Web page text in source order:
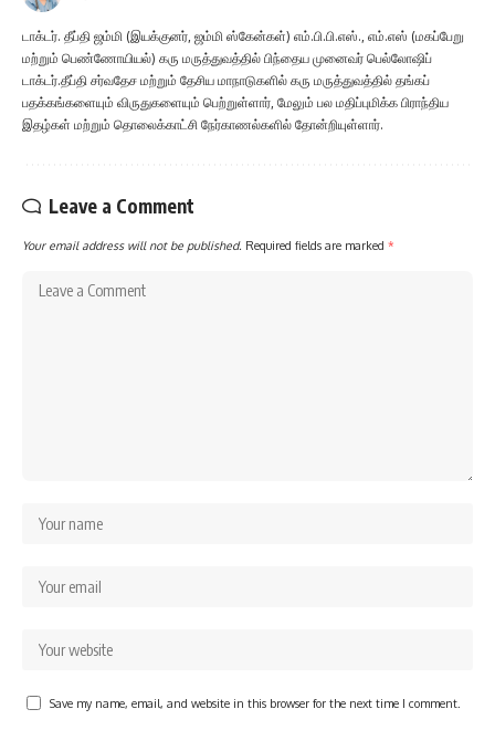
டாக்டர். தீப்தி ஜம்மி (இயக்குனர், ஜம்மி ஸ்கேன்கள்) எம்.பி.பி.எஸ்., எம்.எஸ் (மகப்பேறு
மற்றும் பெண்ணோயியல்) கரு மருத்துவத்தில் பிந்தைய முனைவர் பெல்லோஷிப்
டாக்டர்.தீப்தி சர்வதேச மற்றும் தேசிய மாநாடுகளில் கரு மருத்துவத்தில் தங்கப்
பதக்கங்களையும் விருதுகளையும் பெற்றுள்ளார், மேலும் பல மதிப்புமிக்க பிராந்திய
இதழ்கள் மற்றும் தொலைக்காட்சி நேர்காணல்களில் தோன்றியுள்ளார்.
Leave a Comment
Your email address will not be published. Required fields are marked *
Save my name, email, and website in this browser for the next time I comment.